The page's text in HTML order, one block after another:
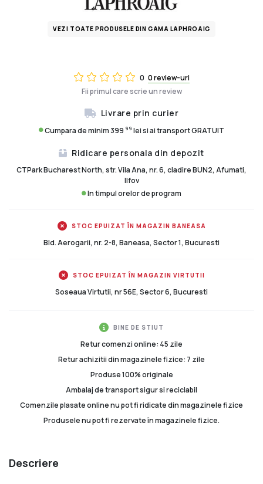
0 0 review-uri
Fii primul care scrie un review
Livrare prin curier
Cumpara de minim 399 99 lei si ai transport GRATUIT
Ridicare personala din depozit
CTPark Bucharest North, str. Vila Ana, nr. 6, cladire BUN2, Afumati,
Ilfov
In timpul orelor de program
STOC EPUIZAT ÎN MAGAZIN BANEASA
Bld. Aerogarii, nr. 2-8, Baneasa, Sector 1, Bucuresti
STOC EPUIZAT ÎN MAGAZIN VIRTUTII
Soseaua Virtutii, nr 56E, Sector 6, Bucuresti
BINE DE STIUT
Retur comenzi online: 45 zile
Retur achizitii din magazinele fizice: 7 zile
Produse 100% originale
Ambalaj de transport sigur si reciclabil
Comenzile plasate online nu pot fi ridicate din magazinele fizice
Produsele nu pot fi rezervate în magazinele fizice.
VEZI TOATE PRODUSELE DIN GAMA LAPHROAIG
Descriere